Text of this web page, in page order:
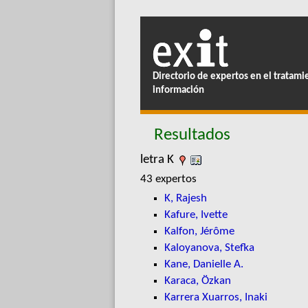
Directorio de expertos en el
información
Resultados
letra K
43 expertos
K, Rajesh
Kafure, Ivette
Kalfon, Jérôme
Kaloyanova, Stefka
Kane, Danielle A.
Karaca, Özkan
Karrera Xuarros, Inaki